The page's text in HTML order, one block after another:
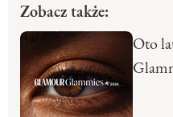
Zobacz także:
Oto